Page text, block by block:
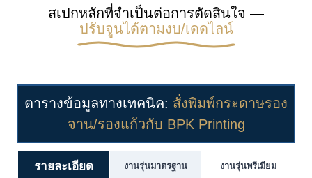
สเปกหลักที่จำเป็นต่อการตัดสินใจ —
ปรับจูนได้ตามงบ/เดดไลน์
ตารางข้อมูลทางเทคนิค: สั่งพิมพ์กระดาษรอง
จาน/รองแก้วกับ BPK Printing
รายละเอียด งานรุ่นมาตรฐาน งานรุ่นพรีเมียม